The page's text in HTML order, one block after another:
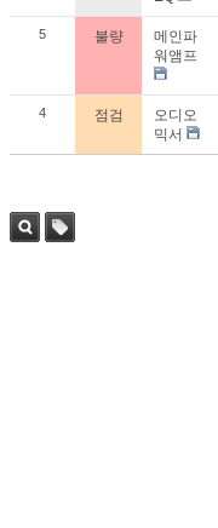
5 불량
메인파
워앰프
4 점검
오디오
믹서